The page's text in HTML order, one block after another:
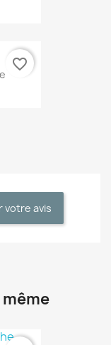
favorite_border
votre avis